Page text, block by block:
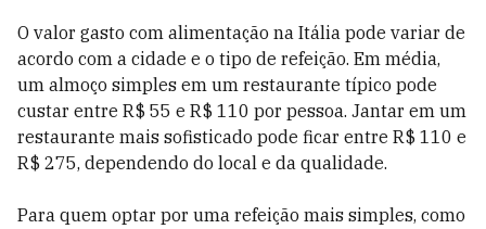
O valor gasto com alimentação na Itália pode variar de
acordo com a cidade e o tipo de refeição. Em média,
um almoço simples em um restaurante típico pode
custar entre R$ 55 e R$ 110 por pessoa. Jantar em um
restaurante mais sofisticado pode ficar entre R$ 110 e
R$ 275, dependendo do local e da qualidade.
Para quem optar por uma refeição mais simples, como